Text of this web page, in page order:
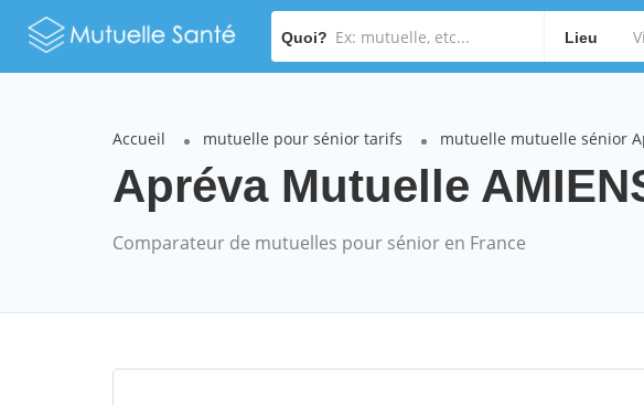
Quoi? Lieu
Accueil mutuelle pour sénior tarifs mutuelle mutuelle sénior
Apréva Mutuelle
Comparateur de mutuelles pour sénior en France